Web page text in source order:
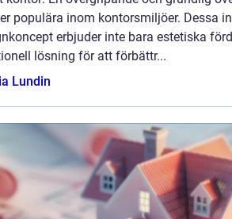
populära inom kontorsmiljöer. Dessa
erbjuder inte bara estetiska
lösning för att förbättr...
Lundin